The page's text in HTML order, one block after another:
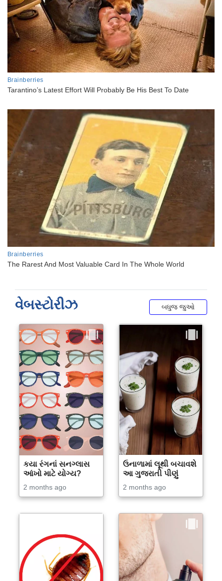
વેબસ્ટોરીઝ બધુજ જુઓ
કયા રંગનાં સનગ્લાસ
આંખો માટે યોગ્ય?
2 months ago
ઉનાળામાં લૂથી બચાવશે
આ ગુજરાતી પીણું
2 months ago